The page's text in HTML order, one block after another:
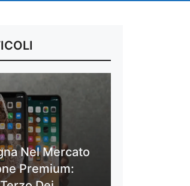
Nel Mercato
Premium: